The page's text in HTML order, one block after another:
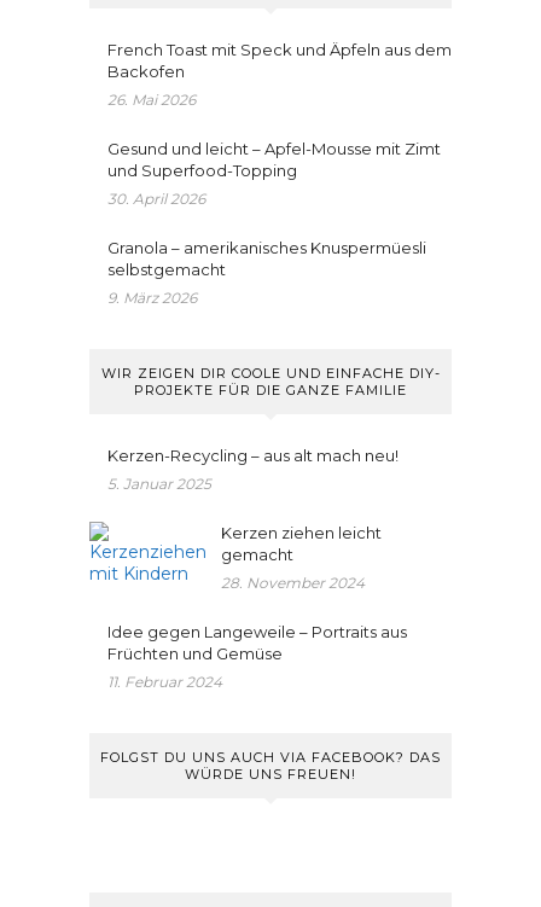
French Toast mit Speck und Äpfeln aus dem
Backofen
26. Mai 2026
Gesund und leicht – Apfel-Mousse mit Zimt
und Superfood-Topping
30. April 2026
Granola – amerikanisches Knuspermüesli
selbstgemacht
9. März 2026
WIR ZEIGEN DIR COOLE UND EINFACHE DIY-
PROJEKTE FÜR DIE GANZE FAMILIE
Kerzen-Recycling – aus alt mach neu!
5. Januar 2025
Kerzen ziehen leicht
gemacht
28. November 2024
Idee gegen Langeweile – Portraits aus
Früchten und Gemüse
11. Februar 2024
FOLGST DU UNS AUCH VIA FACEBOOK? DAS
WÜRDE UNS FREUEN!